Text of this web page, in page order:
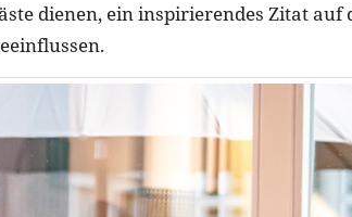
dienen, ein inspirierendes Zitat auf